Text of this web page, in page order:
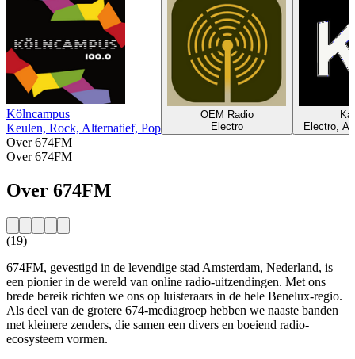
Kölncampus
Keulen, Rock, Alternatief, Pop
OEM Radio
Electro
Electro,
Over 674FM
Over 674FM
Over 674FM
(19)
674FM, gevestigd in de levendige stad Amsterdam, Nederland, is
een pionier in de wereld van online radio-uitzendingen. Met ons
brede bereik richten we ons op luisteraars in de hele Benelux-regio.
Als deel van de grotere 674-mediagroep hebben we naaste banden
met kleinere zenders, die samen een divers en boeiend radio-
ecosysteem vormen.